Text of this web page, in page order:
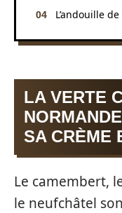
L’andouille
LA VERTE
SA CRÈME
Le camembert,
le neufchâtel